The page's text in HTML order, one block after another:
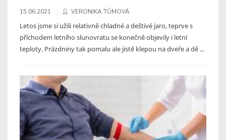
15.06.2021 VERONIKA TŮMOVÁ
Letos jsme si užili relativně chladné a deštivé jaro, teprve s
příchodem letního slunovratu se konečně objevily i letní
teploty. Prázdniny tak pomalu ale jistě klepou na dveře a dě ...